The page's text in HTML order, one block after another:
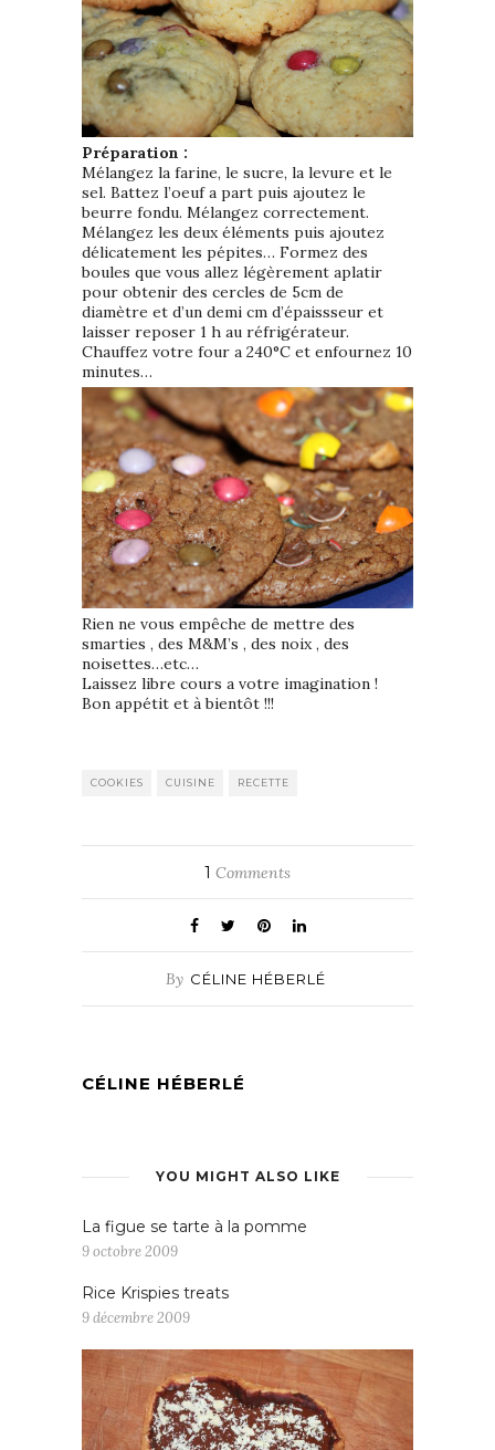
Préparation :
Mélangez la farine, le sucre, la levure et le
sel. Battez l’oeuf a part puis ajoutez le
beurre fondu. Mélangez correctement.
Mélangez les deux éléments puis ajoutez
délicatement les pépites… Formez des
boules que vous allez légèrement aplatir
pour obtenir des cercles de 5cm de
diamètre et d’un demi cm d’épaissseur et
laisser reposer 1 h au réfrigérateur.
Chauffez votre four a 240°C et enfournez 10
minutes…
Rien ne vous empêche de mettre des
smarties , des M&M’s , des noix , des
noisettes…etc…
Laissez libre cours a votre imagination !
Bon appétit et à bientôt !!!
COOKIES CUISINE RECETTE
1 Comments
By CÉLINE HÉBERLÉ
CÉLINE HÉBERLÉ
YOU MIGHT ALSO LIKE
La figue se tarte à la pomme
9 octobre 2009
Rice Krispies treats
9 décembre 2009